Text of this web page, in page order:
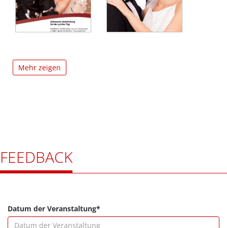
Mehr zeigen
FEEDBACK
Datum der Veranstaltung*